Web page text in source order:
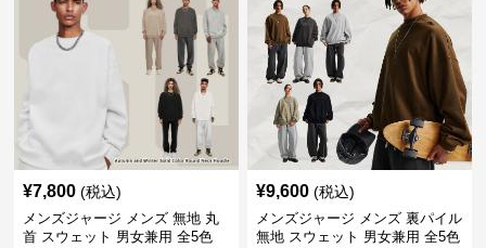
¥7,800 (税込)
メンズジャージ メンズ 無地 丸
首 スウェット 男女兼用 全5色
¥9,600 (税込)
メンズジャージ メンズ 裏パイル
無地 スウェット 男女兼用 全5色